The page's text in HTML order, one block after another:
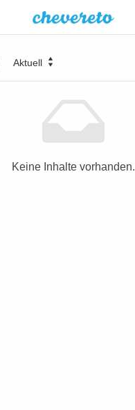
Aktuell
Keine Inhalte vorhanden.